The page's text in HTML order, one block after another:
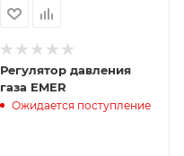
Регулятор давления
газа EMER
Ожидается поступление